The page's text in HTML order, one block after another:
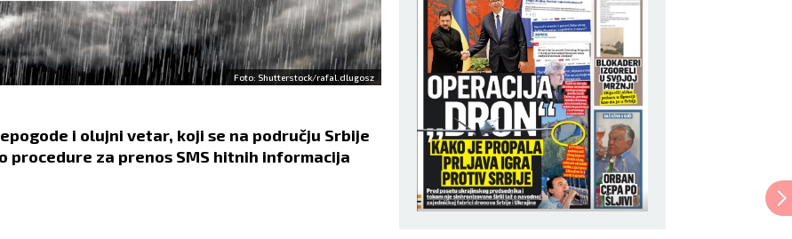
Foto: Shutterstock/rafal.dlugosz
i olujni vetar, koji se na području Srbije
procedure za prenos SMS hitnih informacija